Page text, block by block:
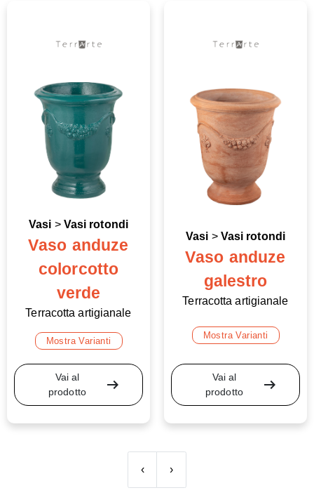
Vasi > Vasi rotondi
Vaso anduze
colorcotto
verde
Terracotta artigianale
Mostra Varianti
Vai al
prodotto
arrow_right_alt
Vasi > Vasi rotondi
Vaso anduze
galestro
Terracotta artigianale
Mostra Varianti
Vai al
prodotto
arrow_right_alt
‹ ›